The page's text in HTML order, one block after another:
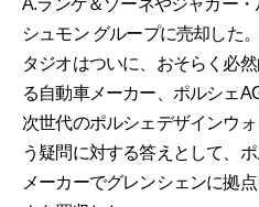
A.ランゲ＆ゾーネやジャガー
シュモン グループに売却した
タジオはついに、おそらく必
る自動車メーカー、ポルシェ
次世代のポルシェデザインウ
う疑問に対する答えとして、
メーカーでグレンシェンに拠